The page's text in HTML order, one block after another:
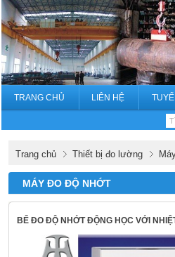
TRANG CHỦ LIÊN HỆ
Trang chủ Thiết bị đo lường
MÁY ĐO ĐỘ NHỚT
BỂ ĐO ĐỘ NHỚT ĐỘNG HỌC VỚI